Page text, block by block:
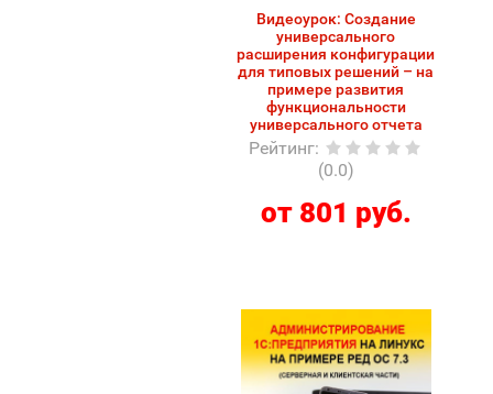
Видеоурок: Создание
универсального
расширения конфигурации
для типовых решений – на
примере развития
функциональности
универсального отчета
Рейтинг:
(0.0)
от 801 руб.